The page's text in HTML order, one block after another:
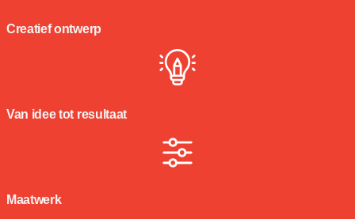
Creatief ontwerp
Van idee tot resultaat
Maatwerk